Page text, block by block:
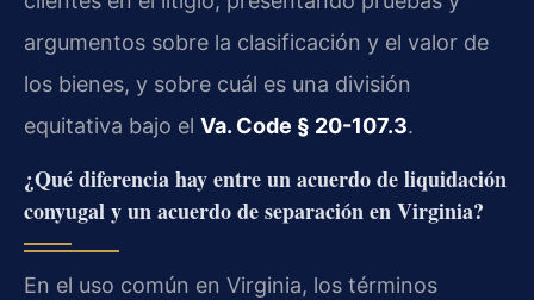
argumentos sobre la clasificación y el valor de
los bienes, y sobre cuál es una división
equitativa bajo el Va. Code § 20-107.3.
¿Qué diferencia hay entre un acuerdo de liquidación
conyugal y un acuerdo de separación en Virginia?
En el uso común en Virginia, los términos